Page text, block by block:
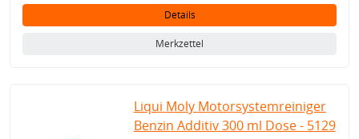
Details
Merkzettel
Liqui Moly Motorsystemreiniger
Benzin Additiv 300 ml Dose - 5129